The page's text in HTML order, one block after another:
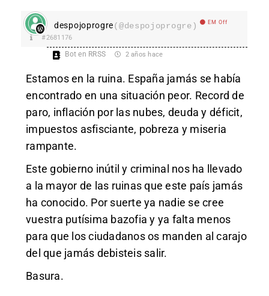
despojoprogre(@despojoprogre) EM Off
#2681176
Bot en RRSS 2 años hace
Estamos en la ruina. España jamás se había
encontrado en una situación peor. Record de
paro, inflación por las nubes, deuda y déficit,
impuestos asfisciante, pobreza y miseria
rampante.
Este gobierno inútil y criminal nos ha llevado
a la mayor de las ruinas que este país jamás
ha conocido. Por suerte ya nadie se cree
vuestra putísima bazofia y ya falta menos
para que los ciudadanos os manden al carajo
del que jamás debisteis salir.
Basura.